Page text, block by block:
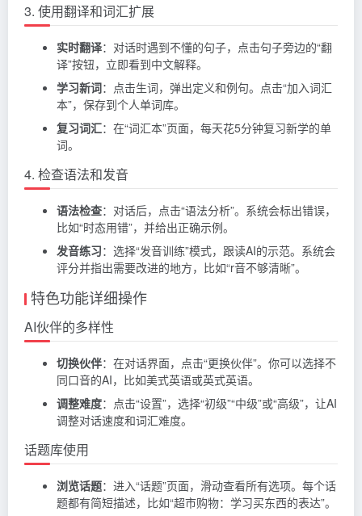
3. 使用翻译和词汇扩展
实时翻译：对话时遇到不懂的句子，点击句子旁边的“翻
译”按钮，立即看到中文解释。
学习新词：点击生词，弹出定义和例句。点击“加入词汇
本”，保存到个人单词库。
复习词汇：在“词汇本”页面，每天花5分钟复习新学的单
词。
4. 检查语法和发音
语法检查：对话后，点击“语法分析”。系统会标出错误，
比如“时态用错”，并给出正确示例。
发音练习：选择“发音训练”模式，跟读AI的示范。系统会
评分并指出需要改进的地方，比如“r音不够清晰”。
特色功能详细操作
AI伙伴的多样性
切换伙伴：在对话界面，点击“更换伙伴”。你可以选择不
同口音的AI，比如美式英语或英式英语。
调整难度：点击“设置”，选择“初级”“中级”或“高级”，让AI
调整对话速度和词汇难度。
话题库使用
浏览话题：进入“话题”页面，滑动查看所有选项。每个话
题都有简短描述，比如“超市购物：学习买东西的表达”。